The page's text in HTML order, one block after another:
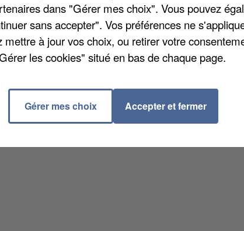
dans "Gérer mes choix". Vous pouvez
sans accepter". Vos préférences ne
mettre à jour vos choix, ou retirer votre
les cookies" situé en bas de chaque page.
Gérer mes choix Accepter et fermer